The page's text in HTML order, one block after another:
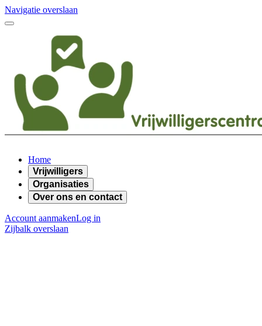
Navigatie overslaan
Home
Vrijwilligers
Organisaties
Over ons en contact
Account aanmakenLog in
Zijbalk overslaan